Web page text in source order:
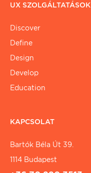
UX SZOLGÁLTATÁSOK
Discover
Define
Design
Develop
Education
KAPCSOLAT
Bartók Béla Út 39.
1114 Budapest